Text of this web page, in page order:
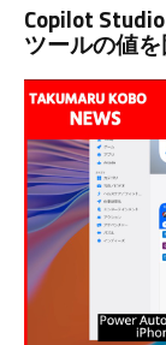
Copilot
ツールの値